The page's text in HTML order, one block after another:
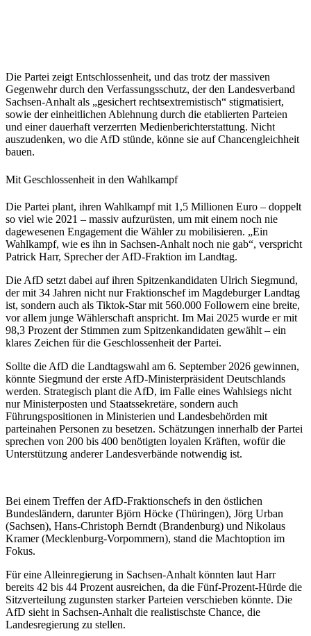
Die Partei zeigt Entschlossenheit, und das trotz der massiven
Gegenwehr durch den Verfassungsschutz, der den Landesverband
Sachsen-Anhalt als „gesichert rechtsextremistisch“ stigmatisiert,
sowie der einheitlichen Ablehnung durch die etablierten Parteien
und einer dauerhaft verzerrten Medienberichterstattung. Nicht
auszudenken, wo die AfD stünde, könne sie auf Chancengleichheit
bauen.
Mit Geschlossenheit in den Wahlkampf
Die Partei plant, ihren Wahlkampf mit 1,5 Millionen Euro – doppelt
so viel wie 2021 – massiv aufzurüsten, um mit einem noch nie
dagewesenen Engagement die Wähler zu mobilisieren. „Ein
Wahlkampf, wie es ihn in Sachsen-Anhalt noch nie gab“, verspricht
Patrick Harr, Sprecher der AfD-Fraktion im Landtag.
Die AfD setzt dabei auf ihren Spitzenkandidaten Ulrich Siegmund,
der mit 34 Jahren nicht nur Fraktionschef im Magdeburger Landtag
ist, sondern auch als Tiktok-Star mit 560.000 Followern eine breite,
vor allem junge Wählerschaft anspricht. Im Mai 2025 wurde er mit
98,3 Prozent der Stimmen zum Spitzenkandidaten gewählt – ein
klares Zeichen für die Geschlossenheit der Partei.
Sollte die AfD die Landtagswahl am 6. September 2026 gewinnen,
könnte Siegmund der erste AfD-Ministerpräsident Deutschlands
werden. Strategisch plant die AfD, im Falle eines Wahlsiegs nicht
nur Ministerposten und Staatssekretäre, sondern auch
Führungspositionen in Ministerien und Landesbehörden mit
parteinahen Personen zu besetzen. Schätzungen innerhalb der Partei
sprechen von 200 bis 400 benötigten loyalen Kräften, wofür die
Unterstützung anderer Landesverbände notwendig ist.
Bei einem Treffen der AfD-Fraktionschefs in den östlichen
Bundesländern, darunter Björn Höcke (Thüringen), Jörg Urban
(Sachsen), Hans-Christoph Berndt (Brandenburg) und Nikolaus
Kramer (Mecklenburg-Vorpommern), stand die Machtoption im
Fokus.
Für eine Alleinregierung in Sachsen-Anhalt könnten laut Harr
bereits 42 bis 44 Prozent ausreichen, da die Fünf-Prozent-Hürde die
Sitzverteilung zugunsten starker Parteien verschieben könnte. Die
AfD sieht in Sachsen-Anhalt die realistischste Chance, die
Landesregierung zu stellen.